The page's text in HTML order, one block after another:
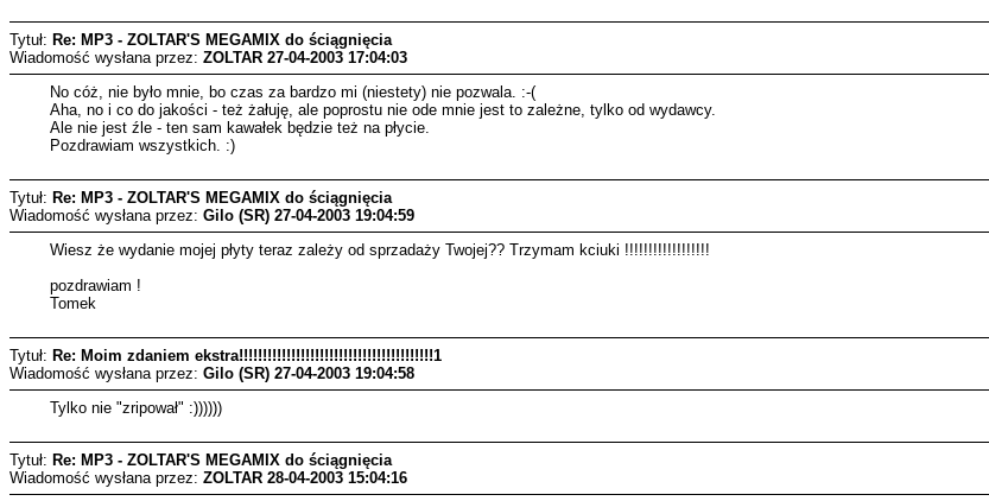
Tytuł: Re: MP3 - ZOLTAR'S MEGAMIX do ściągnięcia
Wiadomość wysłana przez: ZOLTAR 27-04-2003 17:04:03
No cóż, nie było mnie, bo czas za bardzo mi (niestety) nie pozwala. :-(
Aha, no i co do jakości - też żałuję, ale poprostu nie ode mnie jest to zależne, tylko od wydawcy.
Ale nie jest źle - ten sam kawałek będzie też na płycie.
Pozdrawiam wszystkich. :)
Tytuł: Re: MP3 - ZOLTAR'S MEGAMIX do ściągnięcia
Wiadomość wysłana przez: Gilo (SR) 27-04-2003 19:04:59
Wiesz że wydanie mojej płyty teraz zależy od sprzadaży Twojej?? Trzymam kciuki !!!!!!!!!!!!!!!!!!
pozdrawiam !
Tomek
Tytuł: Re: Moim zdaniem ekstra!!!!!!!!!!!!!!!!!!!!!!!!!!!!!!!!!!!!!!!!!1
Wiadomość wysłana przez: Gilo (SR) 27-04-2003 19:04:58
Tylko nie "zripował" :))))))
Tytuł: Re: MP3 - ZOLTAR'S MEGAMIX do ściągnięcia
Wiadomość wysłana przez: ZOLTAR 28-04-2003 15:04:16